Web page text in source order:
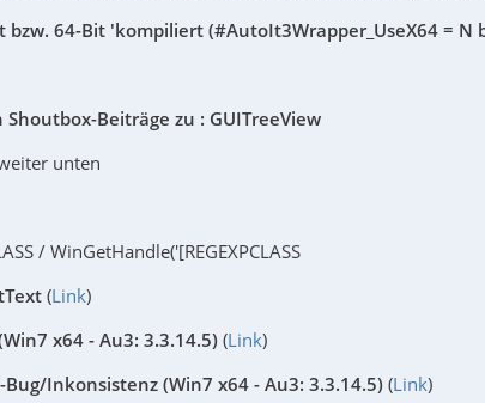
64-Bit 'kompiliert (#AutoIt3Wrapper_UseX64 = N
Beiträge zu : GUITreeView
unten
/ WinGetHandle('[REGEXPCLASS
(Link)
x64 - Au3: 3.3.14.5) (Link)
Inkonsistenz (Win7 x64 - Au3: 3.3.14.5) (Link)